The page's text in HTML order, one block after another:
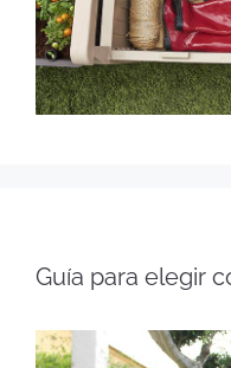
Guía para elegir